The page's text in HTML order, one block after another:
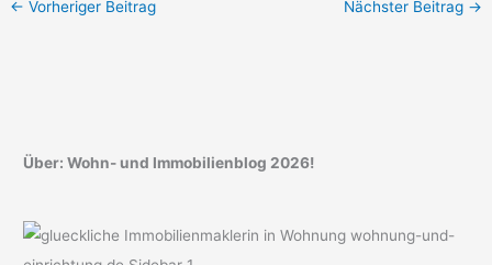
← Vorheriger Beitrag Nächster Beitrag →
Über: Wohn- und Immobilienblog 2026!